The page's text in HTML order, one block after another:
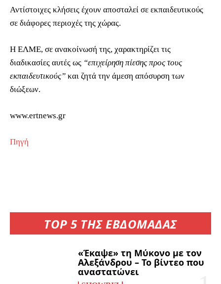
TOP 5 ΤΗΣ ΕΒΔΟΜΑΔΑΣ
«Έκαψε» τη Μύκονο με τον
Αλεξάνδρου – Το βίντεο που
αναστατώνει
Αντίστοιχες κλήσεις έχουν αποσταλεί σε εκπαιδευτικούς
σε διάφορες περιοχές της χώρας.
Η ΕΛΜΕ, σε ανακοίνωσή της, χαρακτηρίζει τις
διαδικασίες αυτές ως “επιχείρηση πίεσης προς τους
εκπαιδευτικούς” και ζητά την άμεση απόσυρση των
διώξεων.
www.ertnews.gr
Πηγή